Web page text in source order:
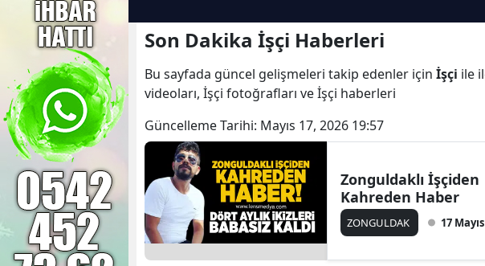
Son Dakika İşçi Haberleri
Bu sayfada güncel gelişmeleri takip edenler için İşçi ile
videoları, İşçi fotoğrafları ve İşçi haberleri
Güncelleme Tarihi: Mayıs 17, 2026 19:57
Zonguldaklı İşçiden
Kahreden Haber
ZONGULDAK 17